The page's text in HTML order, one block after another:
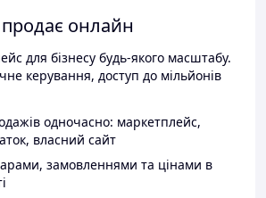
онлайн
для бізнесу будь-якого масштабу.
керування, доступ до мільйонів
одночасно: маркетплейс,
власний сайт
замовленнями та цінами в